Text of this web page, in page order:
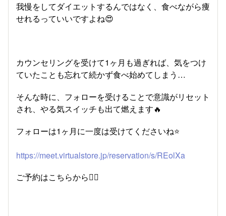
我慢をしてダイエットするんではなく、食べながら痩
せれるっていいですよね😍
カウンセリングを受けて1ヶ月も過ぎれば、気をつけ
ていたことも忘れて続かず食べ始めてしまう…
そんな時に、フォローを受けることで意識がリセット
され、やる気スイッチも出て燃えます🔥
フォローは1ヶ月に一度は受けてくださいね⭐️
https://meet.virtualstore.jp/reservation/s/REolXa
ご予約はこちらから💁‍♀️